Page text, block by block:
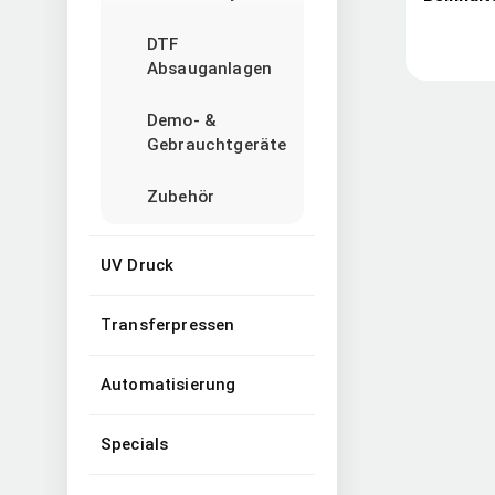
DTF
Absauganlagen
Demo- &
Gebrauchtgeräte
Zubehör
UV Druck
Transferpressen
Automatisierung
Specials